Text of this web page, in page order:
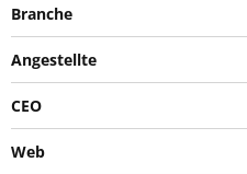
Branche
Angestellte
CEO
Web